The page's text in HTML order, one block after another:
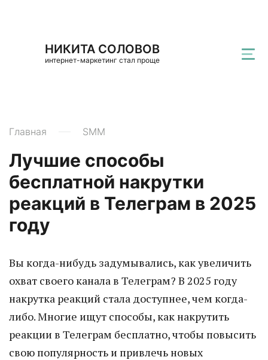
НИКИТА СОЛОВОВ
интернет-маркетинг стал проще
Главная SMM
Лучшие способы
бесплатной накрутки
реакций в Телеграм в 2025
году
Вы когда-нибудь задумывались, как увеличить
охват своего канала в Телеграм? В 2025 году
накрутка реакций стала доступнее, чем когда-
либо. Многие ищут способы, как накрутить
реакции в Телеграм бесплатно, чтобы повысить
свою популярность и привлечь новых